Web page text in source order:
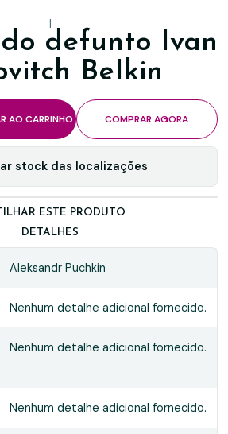
|
defunto Ivan
BeIkin
AO CARRINHO COMPRAR AGORA
stock das localizações
ESTE PRODUTO
DETALHES
Aleksandr Puchkin
Nenhum detalhe adicional fornecido.
Nenhum detalhe adicional fornecido.
Nenhum detalhe adicional fornecido.